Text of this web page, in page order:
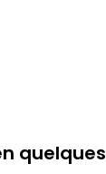
quelques